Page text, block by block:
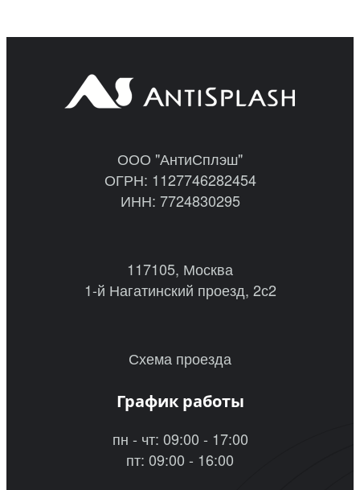
ООО "АнтиСплэш"
ОГРН: 1127746282454
ИНН: 7724830295
117105, Москва
1-й Нагатинский проезд, 2с2
Схема проезда
График работы
пн - чт: 09:00 - 17:00
пт: 09:00 - 16:00